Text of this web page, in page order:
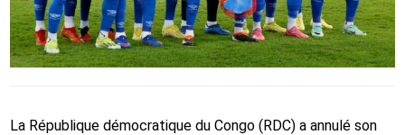
La République démocratique du Congo (RDC) a annulé son